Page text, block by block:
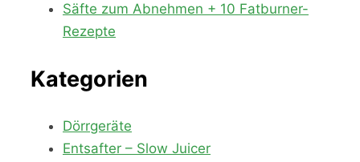
Säfte zum Abnehmen + 10 Fatburner-
Rezepte
Kategorien
Dörrgeräte
Entsafter – Slow Juicer